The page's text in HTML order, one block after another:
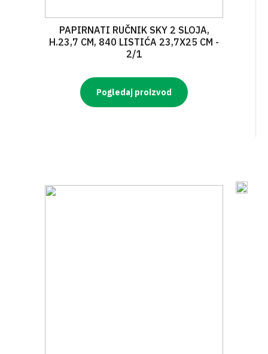
PAPIRNATI RUČNIK SKY 2 SLOJA,
H.23,7 CM, 840 LISTIĆA 23,7X25 CM -
2/1
Pogledaj proizvod